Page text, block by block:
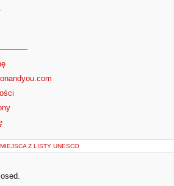
MIEJSCA Z LISTY UNESCO